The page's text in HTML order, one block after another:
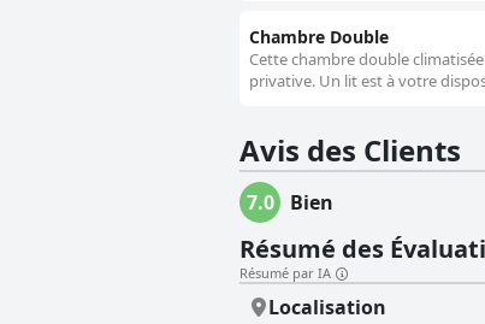
Chambre Double
Cette chambre double
privative. Un lit est à votre
Avis des Clients
7.0 Bien
Résumé des
Résumé par IA
Localisation